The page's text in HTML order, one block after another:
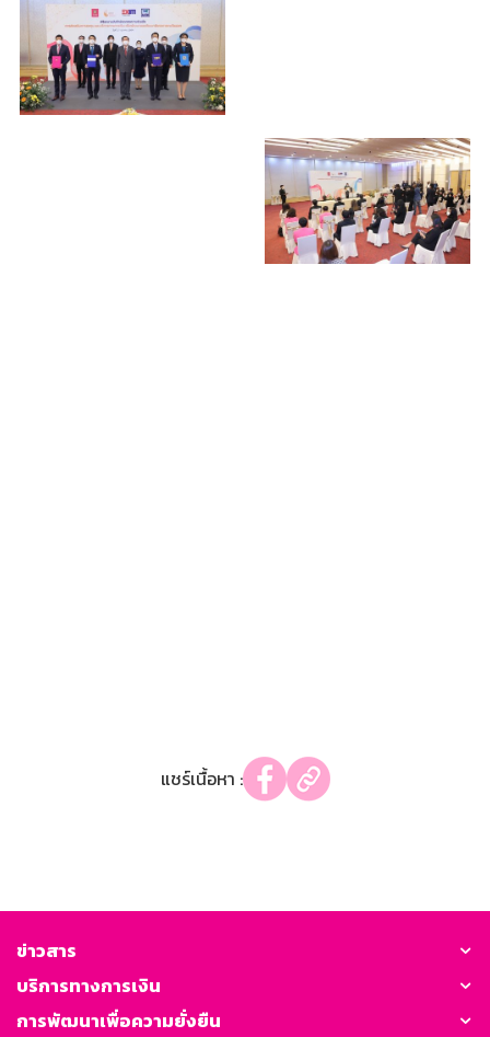
แชร์เนื้อหา :
ข่าวสาร
บริการทางการเงิน
การพัฒนาเพื่อความยั่งยืน